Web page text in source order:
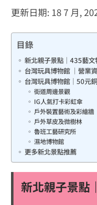
更新日期: 18 7 月,
目錄
新北親子景點｜435藝
台灣玩具博物館 ｜營業
台灣玩具博物館｜50元
街道周邊景觀
IG人氣打卡彩虹傘
戶外裝置藝術及彩繪牆
戶外草皮及微樹林
魯班工藝研究所
濕地博物館
更多新北景點推薦
新北親子景點